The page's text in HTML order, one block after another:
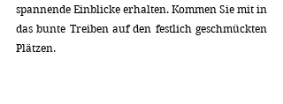
spannende Einblicke erhalten. Kommen Sie mit in
das bunte Treiben auf den festlich geschmückten
Plätzen.